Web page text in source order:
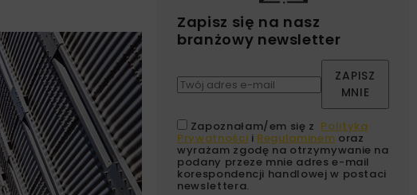
Zapisz się na nasz
branżowy newsletter
ZAPISZ
MNIE
Zapoznałam/em się z Polityką
Prywatności i Regulaminem oraz
wyrażam zgodę na otrzymywanie na
podany przeze mnie adres e-mail
korespondencji handlowej w postaci
newslettera.